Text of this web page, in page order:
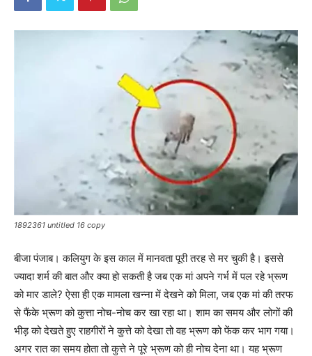
1892361 untitled 16 copy
बीजा पंजाब। कलियुग के इस काल में मानवता पूरी तरह से मर चुकी है। इससे
ज्यादा शर्म की बात और क्या हो सकती है जब एक मां अपने गर्भ में पल रहे भ्रूण
को मार डाले? ऐसा ही एक मामला खन्ना में देखने को मिला, जब एक मां की तरफ
से फैंके भ्रूण को कुत्ता नोच-नोच कर खा रहा था। शाम का समय और लोगों की
भीड़ को देखते हुए राहगीरों ने कुत्ते को देखा तो वह भ्रूण को फेंक कर भाग गया।
अगर रात का समय होता तो कुत्ते ने पूरे भ्रूण को ही नोच देना था। यह भ्रूण